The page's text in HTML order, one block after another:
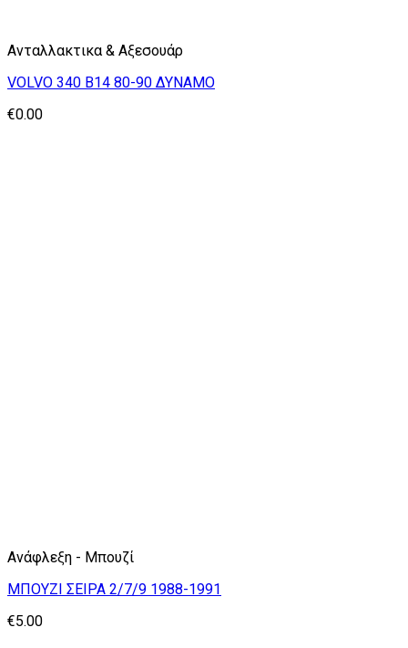
Ανταλλακτικα & Αξεσουάρ
VOLVO 340 Β14 80-90 ΔΥΝΑΜΟ
€0.00
Ανάφλεξη - Μπουζί
ΜΠΟΥΖΙ ΣΕΙΡΑ 2/7/9 1988-1991
€5.00